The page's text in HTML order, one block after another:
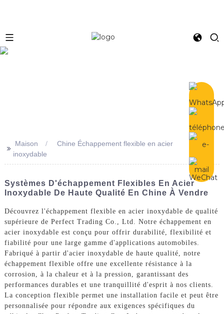
>> Maison
Chine Échappement flexible en acier
inoxydable
Systèmes D'échappement Flexibles En Acier
Inoxydable De Haute Qualité En Chine À Vendre
Découvrez l'échappement flexible en acier inoxydable de qualité
supérieure de Perfect Trading Co., Ltd. Notre échappement en
acier inoxydable est conçu pour offrir durabilité, flexibilité et
fiabilité pour une large gamme d'applications automobiles.
Fabriqué à partir d'acier inoxydable de haute qualité, notre
échappement flexible offre une excellente résistance à la
corrosion, à la chaleur et à la pression, garantissant des
performances durables et une tranquillité d'esprit à nos clients.
La conception flexible permet une installation facile et peut être
personnalisée pour répondre aux exigences spécifiques du